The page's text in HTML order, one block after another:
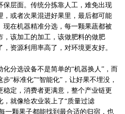
保层面。传统分拣靠人工，难免出现
，或者次果混进好果里，最后都可能
现在机器精准分选，每一颗果蔬都被
，该加工的加工，该做肥料的做肥
资源利用率高了，对环境更友好。
化分选设备不是简单的“机器换人”，而
“标准化”“智能化”，让好果不埋没，
稳定，消费者更满意，整个产业链更
，就像给农业装上了“质量过滤
一颗果子都能找到最合适的归宿，也